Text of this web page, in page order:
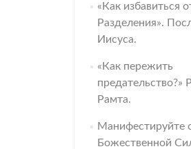
«Как избавиться
Разделения».
Иисуса.
«Как пережить
предательство?»
Рамта.
Манифестируйте
Божественной